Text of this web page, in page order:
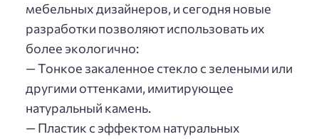
мебельных дизайнеров, и сегодня новые
разработки позволяют использовать их
более экологично:
— Тонкое закаленное стекло с зелеными или
другими оттенками, имитирующее
натуральный камень.
— Пластик с эффектом натуральных